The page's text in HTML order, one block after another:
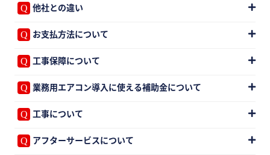
他社との違い
お支払方法について
工事保障について
業務用エアコン導入に使える補助金について
工事について
アフターサービスについて